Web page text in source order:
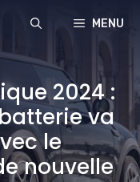
MENU
2024 :
va
le
nouvelle